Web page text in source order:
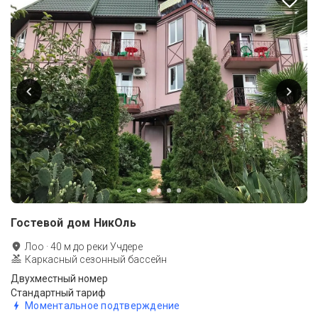
Гостевой дом НикОль
Лоо ·40 м до реки Учдере
Каркасный сезонный бассейн
Двухместный номер
Стандартный тариф
Моментальное подтверждение